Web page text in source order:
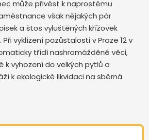
může přivést k naprostému
však nějakých pár
a štos vyluštěných křížovek
vyklízení pozůstalosti v Praze 12 v
třídí nashromážděné věci,
k vyhození do velkých pytlů a
k ekologické likvidaci na sběrná